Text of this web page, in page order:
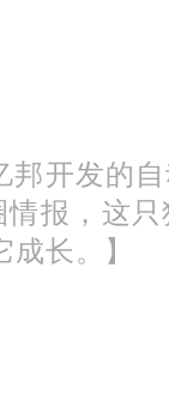
开发的
报，这
长。】